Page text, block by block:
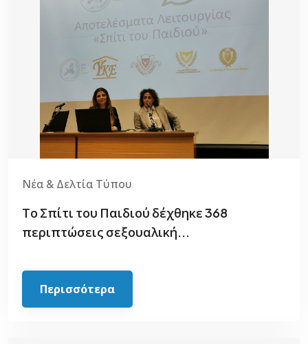
Νέα & Δελτία Τύπου
Το Σπίτι του Παιδιού δέχθηκε 368
περιπτώσεις σεξουαλική...
Περισσότερα